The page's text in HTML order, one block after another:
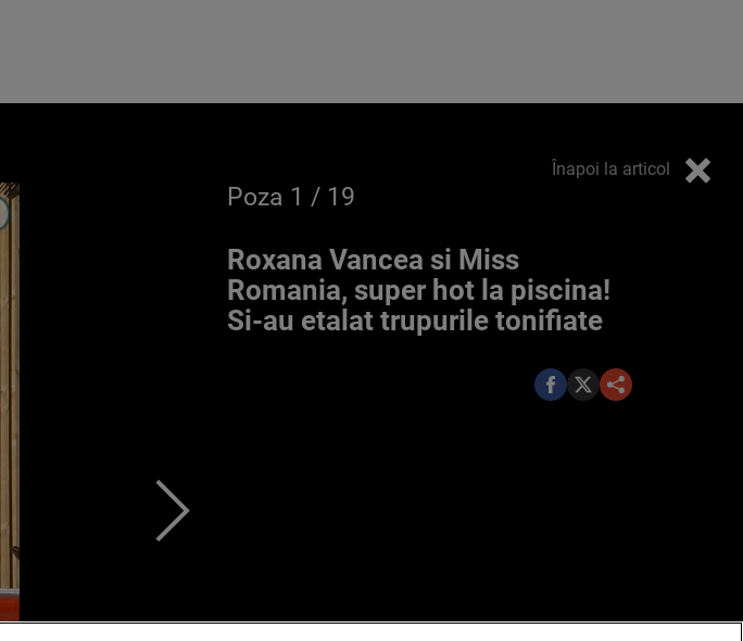
Înapoi la articol
Poza 1 / 19
Roxana Vancea si Miss
Romania, super hot la piscina!
Si-au etalat trupurile tonifiate